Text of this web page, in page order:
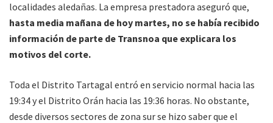
localidades aledañas. La empresa prestadora aseguró que,
hasta media mañana de hoy martes, no se había recibido
información de parte de Transnoa que explicara los
motivos del corte.
Toda el Distrito Tartagal entró en servicio normal hacia las
19:34 y el Distrito Orán hacia las 19:36 horas. No obstante,
desde diversos sectores de zona sur se hizo saber que el